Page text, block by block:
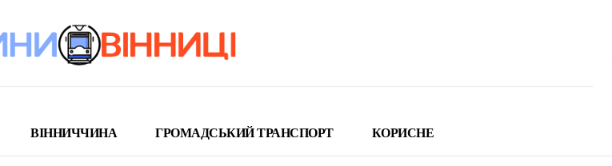
ВІННИЧЧИНА ГРОМАДСЬКИЙ ТРАНСПОРТ КОРИСНЕ